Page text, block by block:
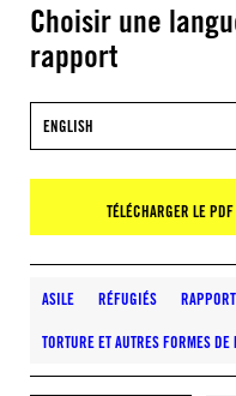
Choisir une
rapport
ENGLISH
TÉLÉCHARGER LE PDF
ASILE RÉFUGIÉS RAPPORT
TORTURE ET AUTRES FORMES